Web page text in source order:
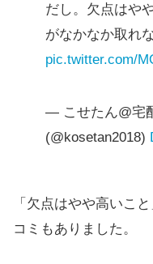
だし。欠点はや
がなかなか取れ
pic.twitter.com/
— こせたん@宅
(@kosetan2018)
「欠点はやや高いこ
コミもありました。